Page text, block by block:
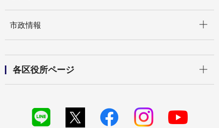
市政情報
各区役所ページ